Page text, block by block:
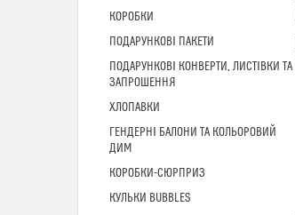
КОРОБКИ
ПОДАРУНКОВІ ПАКЕТИ
ПОДАРУНКОВІ КОНВЕРТИ, ЛИСТІВКИ ТА
ЗАПРОШЕННЯ
ХЛОПАВКИ
ГЕНДЕРНІ БАЛОНИ ТА КОЛЬОРОВИЙ
ДИМ
КОРОБКИ-СЮРПРИЗ
КУЛЬКИ BUBBLES